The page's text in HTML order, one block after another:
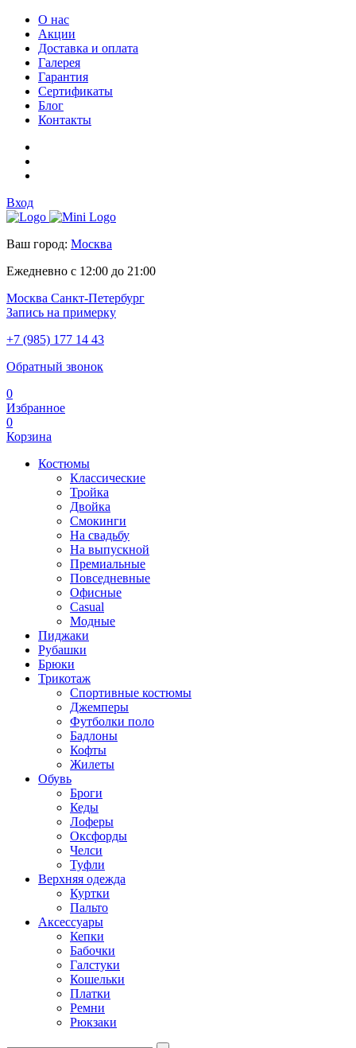
О нас
Акции
Доставка и оплата
Галерея
Гарантия
Сертификаты
Блог
Контакты
Вход
Ваш город: Москва
Ежедневно с 12:00 до 21:00
Москва Санкт-Петербург
Запись на примерку
+7 (985) 177 14 43
Обратный звонок
0
Избранное
0
Корзина
Костюмы
Классические
Тройка
Двойка
Смокинги
На свадьбу
На выпускной
Премиальные
Повседневные
Офисные
Casual
Модные
Пиджаки
Рубашки
Брюки
Трикотаж
Спортивные костюмы
Джемперы
Футболки поло
Бадлоны
Кофты
Жилеты
Обувь
Броги
Кеды
Лоферы
Оксфорды
Челси
Туфли
Верхняя одежда
Куртки
Пальто
Аксессуары
Кепки
Бабочки
Галстуки
Кошельки
Платки
Ремни
Рюкзаки